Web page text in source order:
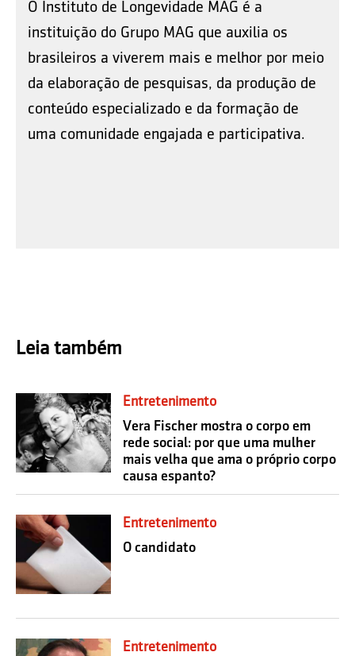
O Instituto de Longevidade MAG é a
instituição do Grupo MAG que auxilia os
brasileiros a viverem mais e melhor por meio
da elaboração de pesquisas, da produção de
conteúdo especializado e da formação de
uma comunidade engajada e participativa.
Leia também
Entretenimento
Vera Fischer mostra o corpo em
rede social: por que uma mulher
mais velha que ama o próprio corpo
causa espanto?
Entretenimento
O candidato
Entretenimento